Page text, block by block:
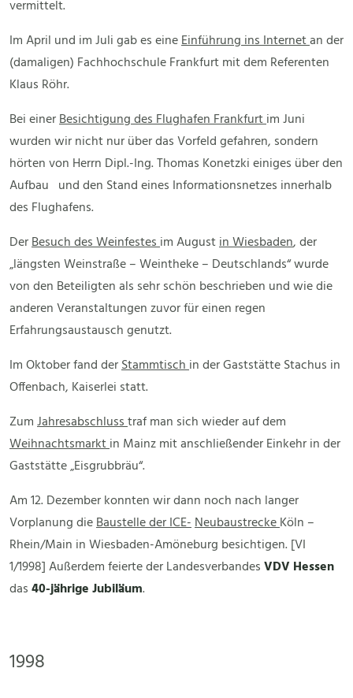
vermittelt.
Im April und im Juli gab es eineEinführung ins Internetan der
(damaligen) Fachhochschule Frankfurt mit dem Referenten
Klaus Röhr.
Bei einerBesichtigung des Flughafen Frankfurtim Juni
wurden wir nicht nur über das Vorfeld gefahren, sondern
hörten von Herrn Dipl.-Ing. Thomas Konetzki einiges über den
Aufbau und den Stand eines Informationsnetzes innerhalb
des Flughafens.
DerBesuch des Weinfestesim Augustin Wiesbaden, der
„längsten Weinstraße – Weintheke – Deutschlands“ wurde
von den Beteiligten als sehr schön beschrieben und wie die
anderen Veranstaltungen zuvor für einen regen
Erfahrungsaustausch genutzt.
Im Oktober fand derStammtischin der Gaststätte Stachus in
Offenbach, Kaiserlei statt.
ZumJahresabschlusstraf man sich wieder auf dem
Weihnachtsmarktin Mainz mit anschließender Einkehr in der
Gaststätte „Eisgrubbräu“.
Am 12. Dezember konnten wir dann noch nach langer
Vorplanung dieBaustelle der ICE-NeubaustreckeKöln –
Rhein/Main in Wiesbaden-Amöneburg besichtigen. [VI
1/1998] Außerdem feierte der LandesverbandesVDV Hessen
das40-jährige Jubiläum.
1998